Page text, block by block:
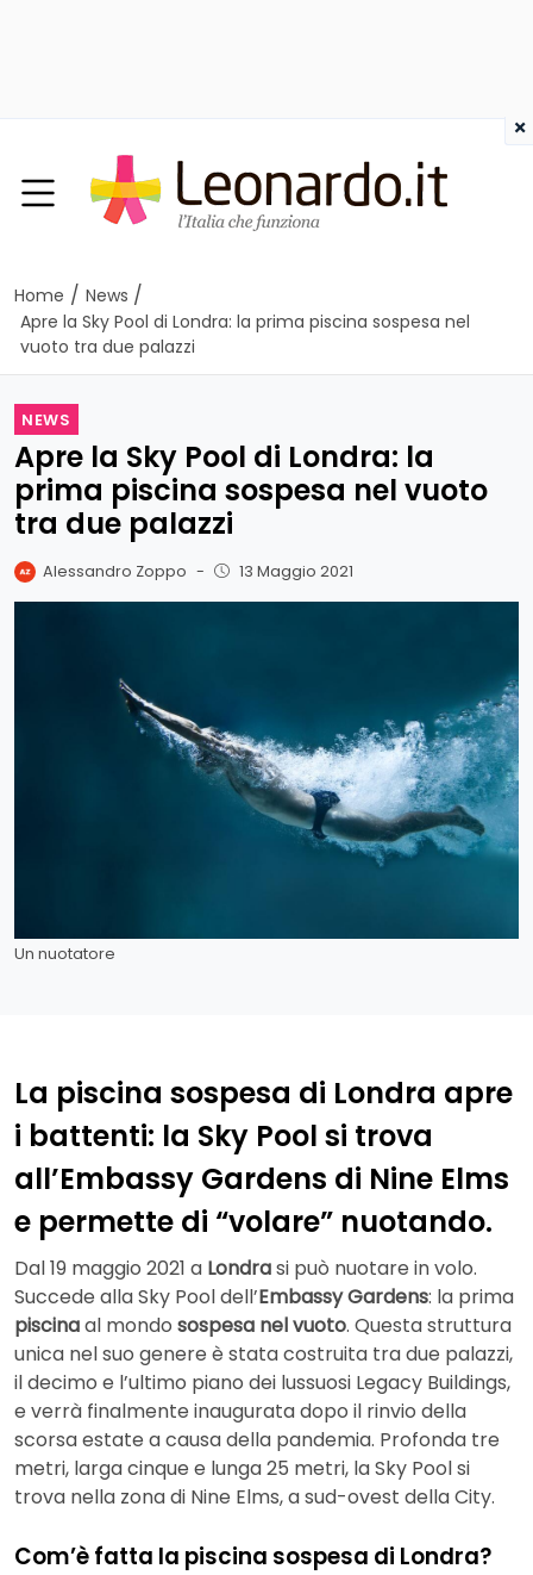
Home / News /
Apre la Sky Pool di Londra: la prima piscina sospesa nel
vuoto tra due palazzi
NEWS
Apre la Sky Pool di Londra: la
prima piscina sospesa nel vuoto
tra due palazzi
Alessandro Zoppo - 13 Maggio 2021
Un nuotatore
La piscina sospesa di Londra apre
i battenti: la Sky Pool si trova
all’Embassy Gardens di Nine Elms
e permette di “volare” nuotando.
Dal 19 maggio 2021 a Londrasi può nuotare in volo.
Succede alla Sky Pool dell’Embassy Gardens: la prima
piscinaal mondo sospesa nel vuoto. Questa struttura
unica nel suo genere è stata costruita tra due palazzi,
il decimo e l’ultimo piano dei lussuosi Legacy Buildings,
e verrà finalmente inaugurata dopo il rinvio della
scorsa estate a causa della pandemia. Profonda tre
metri, larga cinque e lunga 25 metri, la Sky Pool si
trova nella zona di Nine Elms, a sud-ovest della City.
Com’è fatta la piscina sospesa di Londra?
×